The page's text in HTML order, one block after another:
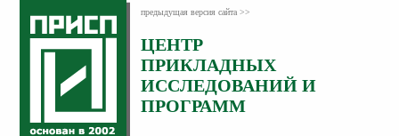
предыдущая версия сайта >>
ЦЕНТР
ПРИКЛАДНЫХ
ИССЛЕДОВАНИЙ И
ПРОГРАММ
Категория:
Комментарии